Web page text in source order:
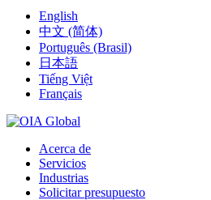
English
中文 (简体)
Português (Brasil)
日本語
Tiếng Việt
Français
Acerca de
Servicios
Industrias
Solicitar presupuesto